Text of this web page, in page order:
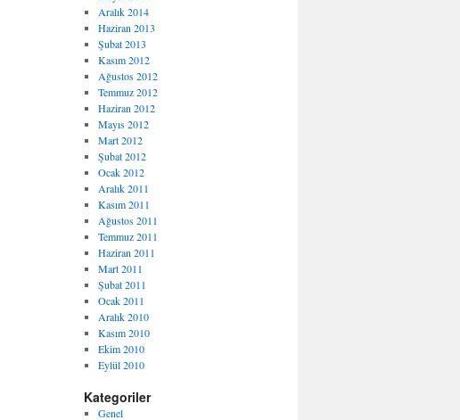
Aralık 2014
Haziran 2013
Şubat 2013
Kasım 2012
Ağustos 2012
Temmuz 2012
Haziran 2012
Mayıs 2012
Mart 2012
Şubat 2012
Ocak 2012
Aralık 2011
Kasım 2011
Ağustos 2011
Temmuz 2011
Haziran 2011
Mart 2011
Şubat 2011
Ocak 2011
Aralık 2010
Kasım 2010
Ekim 2010
Eylül 2010
Kategoriler
Genel